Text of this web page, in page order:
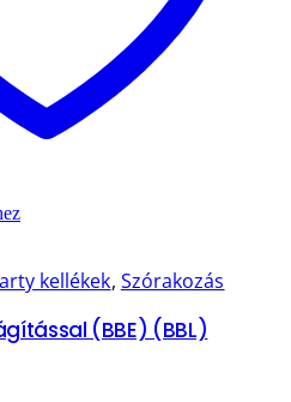
kellékek, Szórakozás
(BBE) (BBL)